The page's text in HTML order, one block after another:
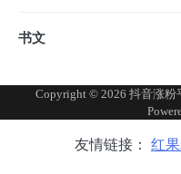
书文
Copyright © 2026 抖音涨粉
友情链接： 红